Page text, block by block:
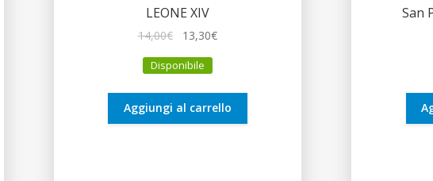
LEONE XIV
14,00€
originale
14,00€.
13,30€Il
13,30€.
Disponibile
Aggiungi al carrello
San